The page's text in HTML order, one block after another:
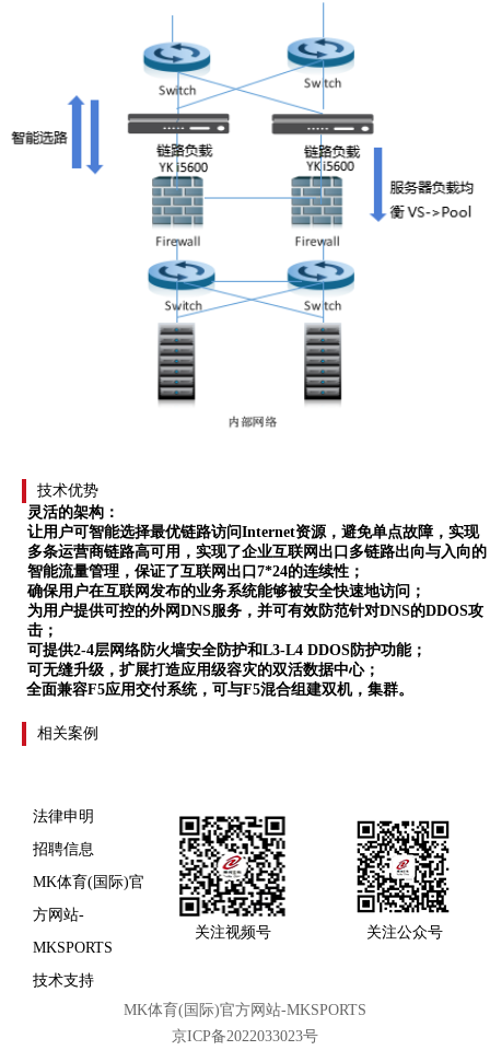
技术优势
灵活的架构：
让用户可智能选择最优链路访问Internet资源，避免单点故障，实现
多条运营商链路高可用，实现了企业互联网出口多链路出向与入向的
智能流量管理，保证了互联网出口7*24的连续性；
确保用户在互联网发布的业务系统能够被安全快速地访问；
为用户提供可控的外网DNS服务，并可有效防范针对DNS的DDOS攻
击；
可提供2-4层网络防火墙安全防护和L3-L4 DDOS防护功能；
可无缝升级，扩展打造应用级容灾的双活数据中心；
全面兼容F5应用交付系统，可与F5混合组建双机，集群。
相关案例
法律申明
招聘信息
MK体育(国际)官
方网站-
MKSPORTS
技术支持
关注视频号 关注公众号
MK体育(国际)官方网站-MKSPORTS
京ICP备2022033023号